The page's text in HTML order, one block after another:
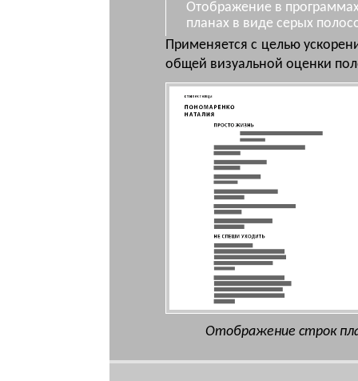
Отображение в
планах в виде серых
Применяется с целью
общей визуальной оценки
Отображение строк